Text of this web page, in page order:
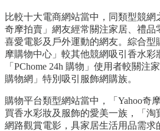
比較十大電商網站當中，同類型競網
奇摩拍賣」網友經常關注家居、禮品
喜愛電影及戶外運動的網友。綜合型
摩購物中心」較其他競網吸引香水彩
「PChome 24h 購物」使用者較關注
購物網」特別吸引服飾網購族。
購物平台類型網站當中，「Yahoo奇
買香水彩妝及服飾的愛美一族，「淘
網路觀賞電影，具家居生活用品需求